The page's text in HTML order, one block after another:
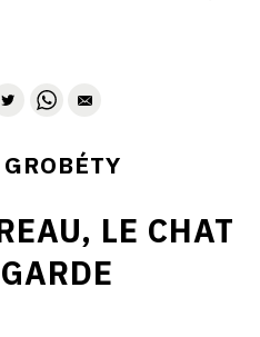
LE CHAT